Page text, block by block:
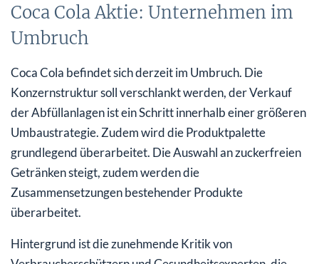
Coca Cola Aktie: Unternehmen im
Umbruch
Coca Cola befindet sich derzeit im Umbruch. Die
Konzernstruktur soll verschlankt werden, der Verkauf
der Abfüllanlagen ist ein Schritt innerhalb einer größeren
Umbaustrategie. Zudem wird die Produktpalette
grundlegend überarbeitet. Die Auswahl an zuckerfreien
Getränken steigt, zudem werden die
Zusammensetzungen bestehender Produkte
überarbeitet.
Hintergrund ist die zunehmende Kritik von